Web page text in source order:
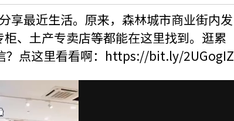
享最近生活。原来，森林城市商业街内发
、土产专卖店等都能在这里找到。逛累
点这里看看啊： https://bit.ly/2UGogIZ